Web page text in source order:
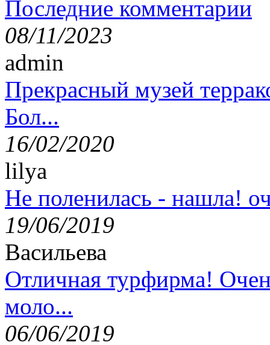
Последние комментарии
08/11/2023
admin
Прекрасный музей
Бол...
16/02/2020
lilya
Не поленилась - нашла!
19/06/2019
Васильева
Отличная турфирма!
моло...
06/06/2019